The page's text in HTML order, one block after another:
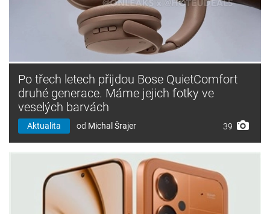
Po třech letech přijdou Bose QuietComfort
druhé generace. Máme jejich fotky ve
veselých barvách
Aktualita od Michal Šrajer 39